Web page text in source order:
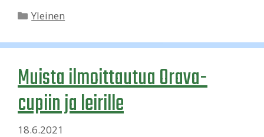
Kategoriat
Yleinen
Muista ilmoittautua Orava-
cupiin ja leirille
18.6.2021